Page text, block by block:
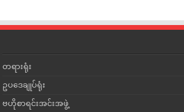
တရားရုံး
ဥပဒေချုပ်ရုံး
ဗဟိုစာရင်းအင်းအဖွဲ့